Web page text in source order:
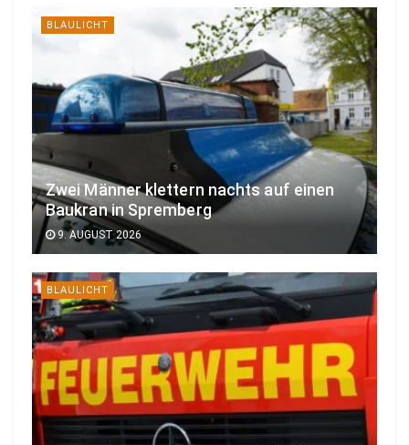
BLAULICHT
Zwei Männer klettern nachts auf einen
Baukran in Spremberg
9. AUGUST 2026
BLAULICHT